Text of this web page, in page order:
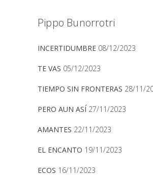
Pippo Bunorrotri
INCERTIDUMBRE 08/12/2023
TE VAS 05/12/2023
TIEMPO SIN FRONTERAS 28/11/
PERO AUN ASÍ 27/11/2023
AMANTES 22/11/2023
EL ENCANTO 19/11/2023
ECOS 16/11/2023